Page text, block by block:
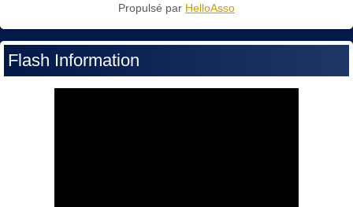
Propulsé par HelloAsso
Flash Information